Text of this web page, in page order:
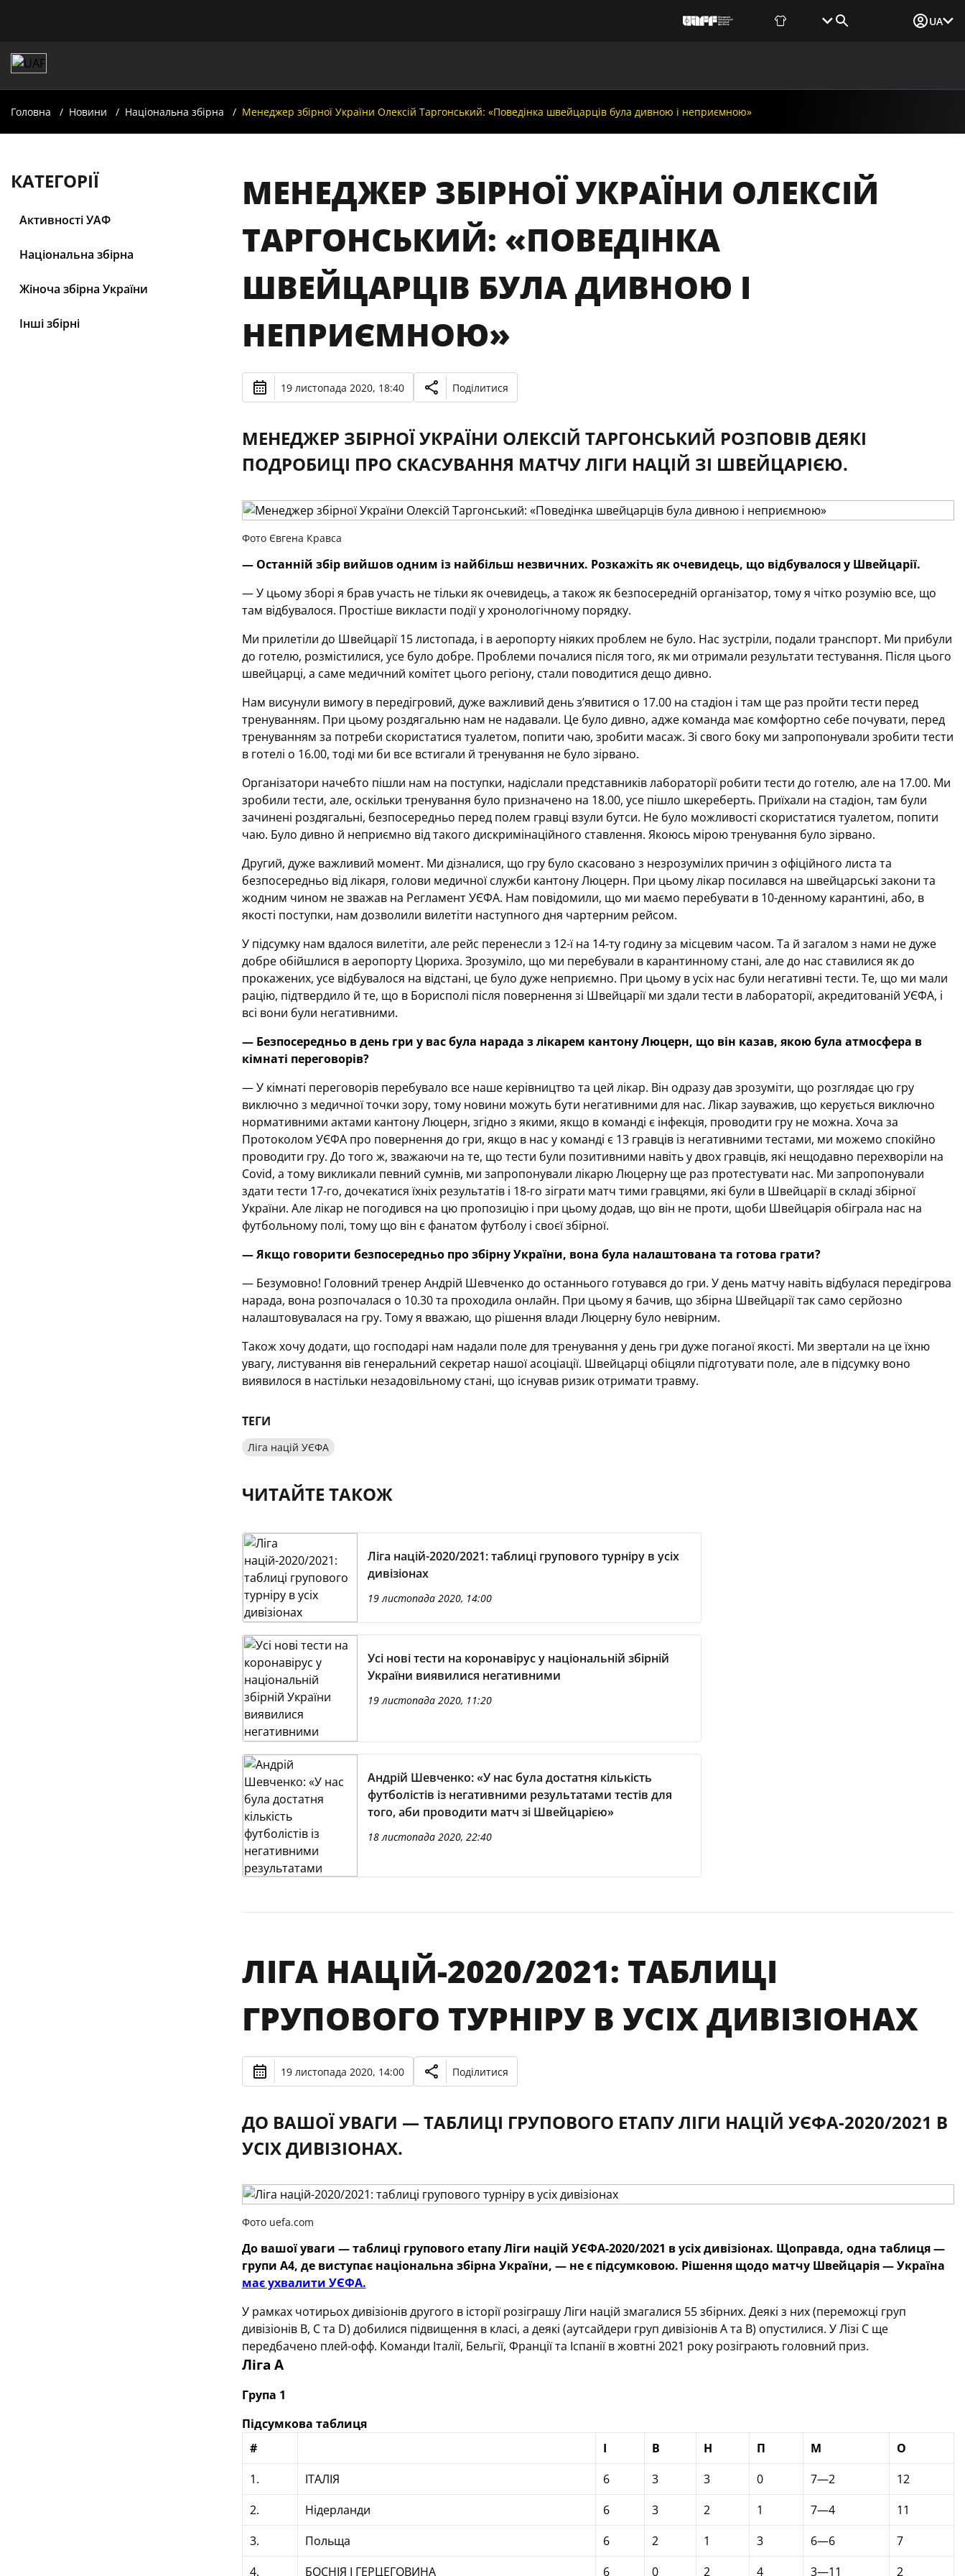
UA
Головна Новини Національна збірна Менеджер збірної України Олексій Таргонський: «Поведінка швейцарців була дивною і неприємною»
КАТЕГОРІЇ
Активності УАФ
Національна збірна
Жіноча збірна України
Інші збірні
МЕНЕДЖЕР ЗБІРНОЇ УКРАЇНИ ОЛЕКСІЙ
ТАРГОНСЬКИЙ: «ПОВЕДІНКА
ШВЕЙЦАРЦІВ БУЛА ДИВНОЮ І
НЕПРИЄМНОЮ»
19 листопада 2020, 18:40 Поділитися
МЕНЕДЖЕР ЗБІРНОЇ УКРАЇНИ ОЛЕКСІЙ ТАРГОНСЬКИЙ РОЗПОВІВ ДЕЯКІ
ПОДРОБИЦІ ПРО СКАСУВАННЯ МАТЧУ ЛІГИ НАЦІЙ ЗІ ШВЕЙЦАРІЄЮ.
Фото Євгена Кравса
— Останній збір вийшов одним із найбільш незвичних. Розкажіть як очевидець, що відбувалося у Швейцарії.
— У цьому зборі я брав участь не тільки як очевидець, а також як безпосередній організатор, тому я чітко розумію все, що
там відбувалося. Простіше викласти події у хронологічному порядку.
Ми прилетіли до Швейцарії 15 листопада, і в аеропорту ніяких проблем не було. Нас зустріли, подали транспорт. Ми прибули
до готелю, розмістилися, усе було добре. Проблеми почалися після того, як ми отримали результати тестування. Після цього
швейцарці, а саме медичний комітет цього регіону, стали поводитися дещо дивно.
Нам висунули вимогу в передігровий, дуже важливий день з’явитися о 17.00 на стадіон і там ще раз пройти тести перед
тренуванням. При цьому роздягальню нам не надавали. Це було дивно, адже команда має комфортно себе почувати, перед
тренуванням за потреби скористатися туалетом, попити чаю, зробити масаж. Зі свого боку ми запропонували зробити тести
в готелі о 16.00, тоді ми би все встигали й тренування не було зірвано.
Організатори начебто пішли нам на поступки, надіслали представників лабораторії робити тести до готелю, але на 17.00. Ми
зробили тести, але, оскільки тренування було призначено на 18.00, усе пішло шкереберть. Приїхали на стадіон, там були
зачинені роздягальні, безпосередньо перед полем гравці взули бутси. Не було можливості скористатися туалетом, попити
чаю. Було дивно й неприємно від такого дискримінаційного ставлення. Якоюсь мірою тренування було зірвано.
Другий, дуже важливий момент. Ми дізналися, що гру було скасовано з незрозумілих причин з офіційного листа та
безпосередньо від лікаря, голови медичної служби кантону Люцерн. При цьому лікар посилався на швейцарські закони та
жодним чином не зважав на Регламент УЄФА. Нам повідомили, що ми маємо перебувати в 10-денному карантині, або, в
якості поступки, нам дозволили вилетіти наступного дня чартерним рейсом.
У підсумку нам вдалося вилетіти, але рейс перенесли з 12-ї на 14-ту годину за місцевим часом. Та й загалом з нами не дуже
добре обійшлися в аеропорту Цюриха. Зрозуміло, що ми перебували в карантинному стані, але до нас ставилися як до
прокажених, усе відбувалося на відстані, це було дуже неприємно. При цьому в усіх нас були негативні тести. Те, що ми мали
рацію, підтвердило й те, що в Борисполі після повернення зі Швейцарії ми здали тести в лабораторії, акредитованій УЄФА, і
всі вони були негативними.
— Безпосередньо в день гри у вас була нарада з лікарем кантону Люцерн, що він казав, якою була атмосфера в
кімнаті переговорів?
— У кімнаті переговорів перебувало все наше керівництво та цей лікар. Він одразу дав зрозуміти, що розглядає цю гру
виключно з медичної точки зору, тому новини можуть бути негативними для нас. Лікар зауважив, що керується виключно
нормативними актами кантону Люцерн, згідно з якими, якщо в команді є інфекція, проводити гру не можна. Хоча за
Протоколом УЄФА про повернення до гри, якщо в нас у команді є 13 гравців із негативними тестами, ми можемо спокійно
проводити гру. До того ж, зважаючи на те, що тести були позитивними навіть у двох гравців, які нещодавно перехворіли на
Covid, а тому викликали певний сумнів, ми запропонували лікарю Люцерну ще раз протестувати нас. Ми запропонували
здати тести 17-го, дочекатися їхніх результатів і 18-го зіграти матч тими гравцями, які були в Швейцарії в складі збірної
України. Але лікар не погодився на цю пропозицію і при цьому додав, що він не проти, щоби Швейцарія обіграла нас на
футбольному полі, тому що він є фанатом футболу і своєї збірної.
— Якщо говорити безпосередньо про збірну України, вона була налаштована та готова грати?
— Безумовно! Головний тренер Андрій Шевченко до останнього готувався до гри. У день матчу навіть відбулася передігрова
нарада, вона розпочалася о 10.30 та проходила онлайн. При цьому я бачив, що збірна Швейцарії так само серйозно
налаштовувалася на гру. Тому я вважаю, що рішення влади Люцерну було невірним.
Також хочу додати, що господарі нам надали поле для тренування у день гри дуже поганої якості. Ми звертали на це їхню
увагу, листування вів генеральний секретар нашої асоціації. Швейцарці обіцяли підготувати поле, але в підсумку воно
виявилося в настільки незадовільному стані, що існував ризик отримати травму.
ТЕГИ
Ліга націй УЄФА
ЧИТАЙТЕ ТАКОЖ
Ліга націй-2020/2021: таблиці групового турніру в усіх
дивізіонах
19 листопада 2020, 14:00
Усі нові тести на коронавірус у національній збірній
України виявилися негативними
19 листопада 2020, 11:20
Андрій Шевченко: «У нас була достатня кількість
футболістів із негативними результатами тестів для
того, аби проводити матч зі Швейцарією»
18 листопада 2020, 22:40
ЛІГА НАЦІЙ-2020/2021: ТАБЛИЦІ
ГРУПОВОГО ТУРНІРУ В УСІХ ДИВІЗІОНАХ
19 листопада 2020, 14:00 Поділитися
ДО ВАШОЇ УВАГИ — ТАБЛИЦІ ГРУПОВОГО ЕТАПУ ЛІГИ НАЦІЙ УЄФА-2020/2021 В
УСІХ ДИВІЗІОНАХ.
Фото uefa.com
До вашої уваги — таблиці групового етапу Ліги націй УЄФА-2020/2021 в усіх дивізіонах. Щоправда, одна таблиця —
групи А4, де виступає національна збірна України, — не є підсумковою. Рішення щодо матчу Швейцарія — Україна
має ухвалити УЄФА.
У рамках чотирьох дивізіонів другого в історії розіграшу Ліги націй змагалися 55 збірних. Деякі з них (переможці груп
дивізіонів В, С та D) добилися підвищення в класі, а деякі (аутсайдери груп дивізіонів А та В) опустилися. У Лізі С ще
передбачено плей-офф. Команди Італії, Бельгії, Франції та Іспанії в жовтні 2021 року розіграють головний приз.
Ліга А
Група 1
Підсумкова таблиця
#
І В Н П М
О
1.
ІТАЛІЯ 6 3 3 0 7—2
12
2.
Нідерланди 6 3 2 1 7—4
11
3.
Польща 6 2 1 3 6—6
7
4.
БОСНІЯ І ГЕРЦЕГОВИНА 6 0 2 4 3—11 2